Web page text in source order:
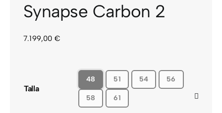
CONTACTO
Synapse Carbon 2
7.199,00 €
Talla
48 51 54 56
58 61